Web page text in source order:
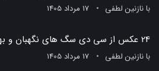
بانازنین لطفی 17 مرداد 1405
24 عکس از سی دی سگ های نگهبان و بهترین لحظات شیرین آن‌ها
بانازنین لطفی 17 مرداد 1405